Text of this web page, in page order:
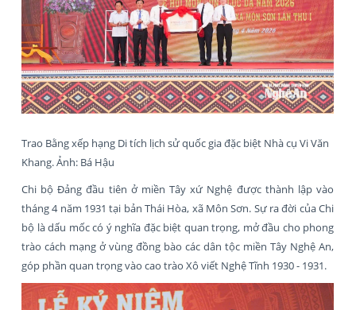
Trao Bằng xếp hạng Di tích lịch sử quốc gia đặc biệt Nhà cụ Vi Văn
Khang. Ảnh: Bá Hậu
Chi bộ Đảng đầu tiên ở miền Tây xứ Nghệ được thành lập vào
tháng 4 năm 1931 tại bản Thái Hòa, xã Môn Sơn. Sự ra đời của Chi
bộ là dấu mốc có ý nghĩa đặc biệt quan trọng, mở đầu cho phong
trào cách mạng ở vùng đồng bào các dân tộc miền Tây Nghệ An,
góp phần quan trọng vào cao trào Xô viết Nghệ Tĩnh 1930 - 1931.